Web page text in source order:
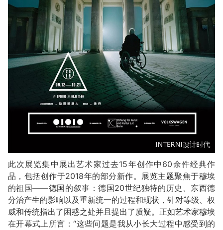
此次展览集中展出艺术家过去15年创作中60余件经典作
品，包括创作于2018年的部分新作。展览主题聚焦于穆埃
的祖国——德国的叙事：德国20世纪独特的历史、东西德
分治产生的影响以及重新统一的过程和现状，针对等级、权
威和传统指出了困惑之处并且提出了质疑。正如艺术家穆埃
在开幕式上所言：“这些问题是我从小长大过程中感受到的